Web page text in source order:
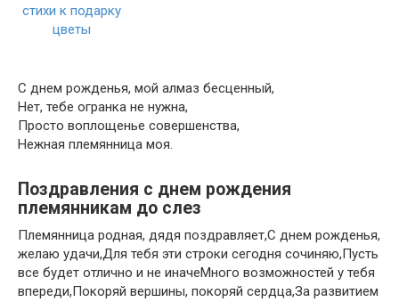
С днем рожденья, мой алмаз бесценный,
Нет, тебе огранка не нужна,
Просто воплощенье совершенства,
Нежная племянница моя.
Поздравления с днем рождения
племянникам до слез
Племянница родная, дядя поздравляет,С днем рожденья,
желаю удачи,Для тебя эти строки сегодня сочиняю,Пусть
все будет отлично и не иначеМного возможностей у тебя
впереди,Покоряй вершины, покоряй сердца,За развитием